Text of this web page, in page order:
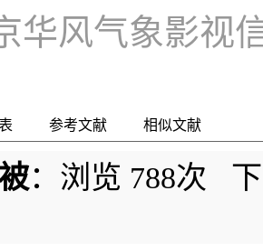
华风气象影视
参考文献 相似文献
：浏览 788次